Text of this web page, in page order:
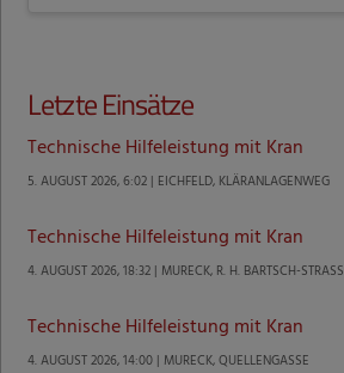
Letzte Einsätze
Technische Hilfeleistung mit Kran
5. AUGUST 2026, 6:02 | EICHFELD, KLÄRANLAGENWEG
Technische Hilfeleistung mit Kran
4. AUGUST 2026, 18:32 | MURECK, R. H. BARTSCH-STRASSE
Technische Hilfeleistung mit Kran
4. AUGUST 2026, 14:00 | MURECK, QUELLENGASSE